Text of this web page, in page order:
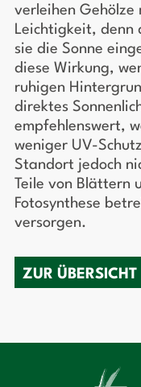
verleihen Gehölze
Leichtigkeit, denn
sie die Sonne
diese Wirkung,
ruhigen
direktes
empfehlenswert,
weniger UV-
Standort jedoch
Teile von Blättern
Fotosynthese
versorgen.
ZUR ÜBERSICHT